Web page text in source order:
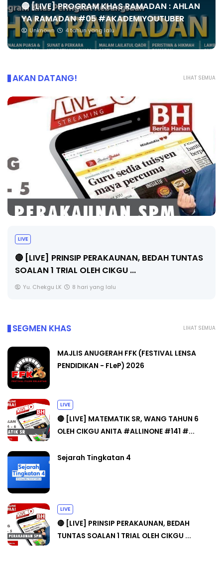
🔴 [LIVE] PROGRAM KHAS RAMADAN : AHLAN
YA RAMADAN #05 #AKADEMIYOUTUBER
Unknown 4 tahun yang lalu
LIHAT SEMUA
AKAN DATANG!
BICARA PROFESIONAL 8 : TIMBALAN KETUA
PENGARAH PENDIDIKAN MALAYSIA
Unknown 10 hari yang lalu
LIHAT SEMUA
SEGMEN KHAS
MAJLIS ANUGERAH FFK (FESTIVAL LENSA
PENDIDIKAN - FLeP) 2026
LIVE
🔴 [LIVE] MATEMATIK SR, WANG TAHUN 6
OLEH CIKGU ANITA #ALLINONE #141 #...
Sejarah Tingkatan 4
LIVE
🔴 [LIVE] PRINSIP PERAKAUNAN, BEDAH
TUNTAS SOALAN 1 TRIAL OLEH CIKGU ...